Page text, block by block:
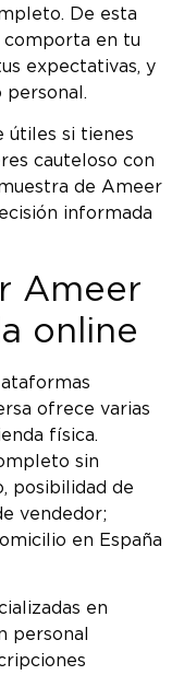
De esta
comporta en tu
expectativas, y
personal.
útiles si tienes
cauteloso con
de Ameer
informada
Ameer
online
ofrece varias
física.
sin
posibilidad de
vendedor;
en España
en
personal